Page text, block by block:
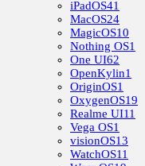
iPadOS41
MacOS24
MagicOS10
Nothing OS1
One UI62
OpenKylin1
OriginOS1
OxygenOS19
Realme UI11
Vega OS1
visionOS13
WatchOS11